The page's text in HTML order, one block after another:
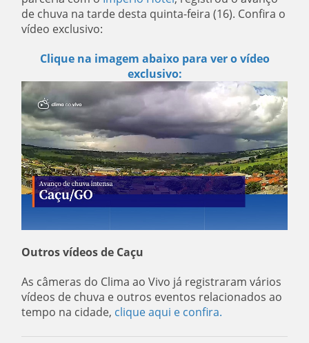
de chuva na tarde desta quinta-feira (16). Confira o
vídeo exclusivo:
Clique na imagem abaixo para ver o vídeo
exclusivo:
Outros vídeos de Caçu
As câmeras do Clima ao Vivo já registraram vários
vídeos de chuva e outros eventos relacionados ao
tempo na cidade, clique aqui e confira.